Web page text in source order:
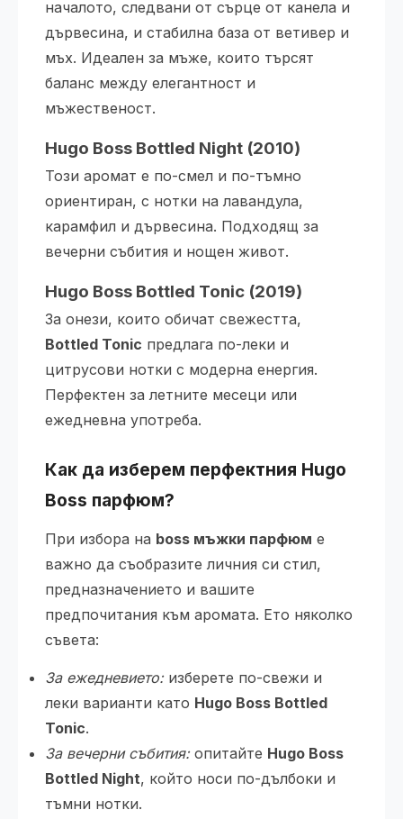
началото, следвани от сърце от канела и
дървесина, и стабилна база от ветивер и
мъх. Идеален за мъже, които търсят
баланс между елегантност и
мъжественост.
Hugo Boss Bottled Night (2010)
Този аромат е по-смел и по-тъмно
ориентиран, с нотки на лавандула,
карамфил и дървесина. Подходящ за
вечерни събития и нощен живот.
Hugo Boss Bottled Tonic (2019)
За онези, които обичат свежестта,
Bottled Tonic предлага по-леки и
цитрусови нотки с модерна енергия.
Перфектен за летните месеци или
ежедневна употреба.
Как да изберем перфектния Hugo
Boss парфюм?
При избора на boss мъжки парфюм е
важно да съобразите личния си стил,
предназначението и вашите
предпочитания към аромата. Ето няколко
съвета:
За ежедневието:изберете по-свежи и
леки варианти като Hugo Boss Bottled
Tonic.
За вечерни събития:опитайте Hugo Boss
Bottled Night, който носи по-дълбоки и
тъмни нотки.